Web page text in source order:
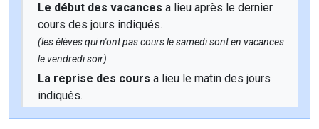
Le début des vacances a lieu après le dernier
cours des jours indiqués.
(les élèves qui n'ont pas cours le samedi sont en vacances
le vendredi soir)
La reprise des cours a lieu le matin des jours
indiqués.